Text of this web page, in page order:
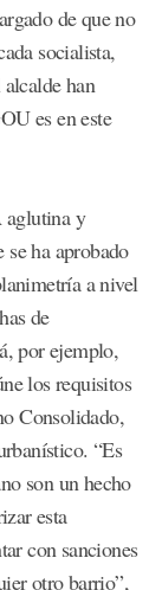
de que no
socialista,
han
es en este
aglutina y
ha aprobado
a nivel
de
por ejemplo,
los requisitos
Consolidado,
“Es
son un hecho
esta
con sanciones
otro barrio”,